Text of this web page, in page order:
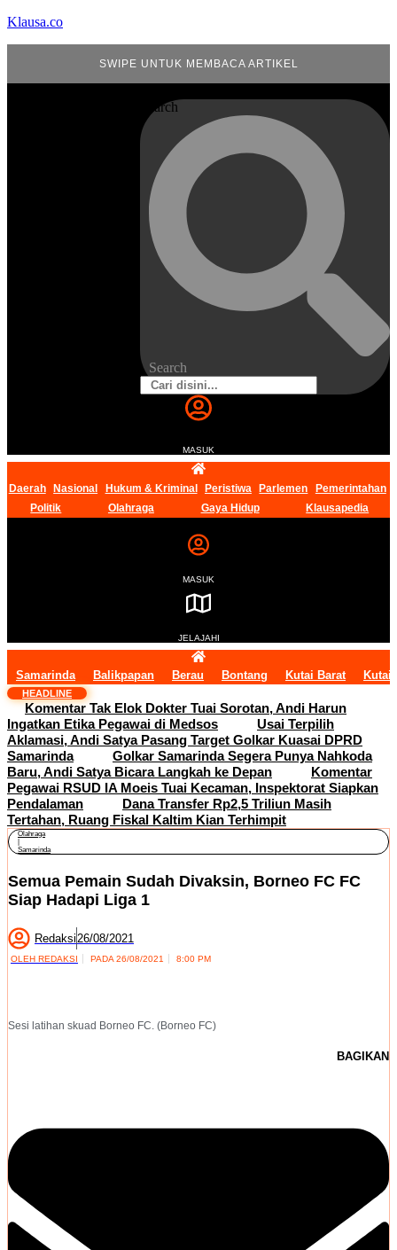
Klausa.co
SWIPE UNTUK MEMBACA ARTIKEL
Search
Search
MASUK
Daerah Nasional Hukum & Kriminal Peristiwa Parlemen
Pemerintahan
Politik
Olahraga Gaya Hidup Klausapedia
MASUK
JELAJAHI
Samarinda Balikpapan Berau Bontang Kutai Barat Kutai
HEADLINE
Komentar Tak Elok Dokter Tuai Sorotan, Andi Harun
Ingatkan Etika Pegawai di Medsos
Usai Terpilih
Aklamasi, Andi Satya Pasang Target Golkar Kuasai DPRD
Samarinda
Golkar Samarinda Segera Punya Nahkoda
Baru, Andi Satya Bicara Langkah ke Depan
Komentar
Pegawai RSUD IA Moeis Tuai Kecaman, Inspektorat Siapkan
Pendalaman
Dana Transfer Rp2,5 Triliun Masih
Tertahan, Ruang Fiskal Kaltim Kian Terhimpit
Olahraga
Samarinda
Semua Pemain Sudah Divaksin, Borneo FC FC
Siap Hadapi Liga 1
Redaksi 26/08/2021
OLEH REDAKSI PADA 26/08/2021 8:00 PM
Sesi latihan skuad Borneo FC. (Borneo FC)
BAGIKAN